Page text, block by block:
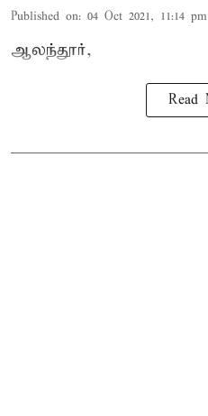
Published on: 04 Oct 2021, 11:14 pm
ஆலந்தூர்,
Read